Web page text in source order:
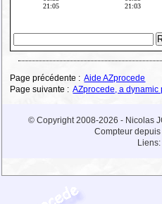
Page précédente : Aide AZprocede
Page suivante : AZprocede, a dynamic
© Copyright 2008-2026 - Nicolas
Compteur
Liens: